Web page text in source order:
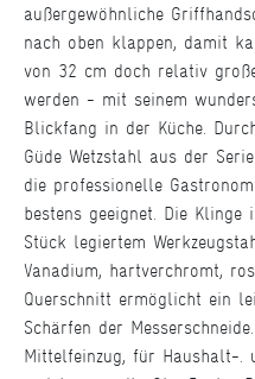
außergewöhnliche
nach oben klappen, damit
von 32 cm doch relativ
werden - mit seinem
Blickfang in der Küche.
Güde Wetzstahl aus der
die professionelle
bestens geeignet. Die Klinge
Stück legiertem
Vanadium, hartverchromt,
Querschnitt ermöglicht ein
Schärfen der
Mittelfeinzug, für Haushalt-.